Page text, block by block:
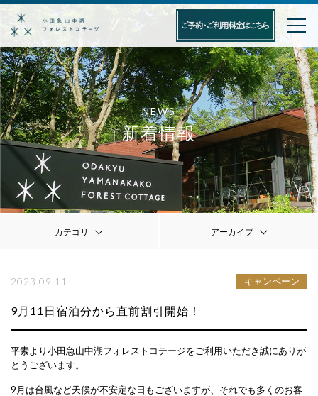
NEWS
新着情報
カテゴリ アーカイブ
2023.09.11 キャンペーン
9月11日宿泊分から直前割引開始！
平素より小田急山中湖フォレストコテージをご利用いただき誠にありが
とうございます。
9月は台風など天候が不安定な日もございますが、それでも多くのお客